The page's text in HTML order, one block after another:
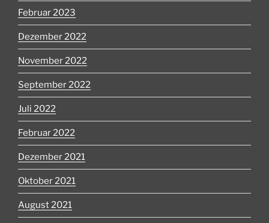
Februar 2023
Dezember 2022
November 2022
September 2022
Juli 2022
Februar 2022
Dezember 2021
Oktober 2021
August 2021